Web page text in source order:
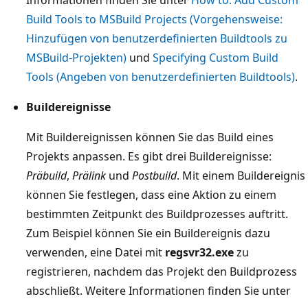
Build Tools to MSBuild Projects (Vorgehensweise:
Hinzufügen von benutzerdefinierten Buildtools zu
MSBuild-Projekten) und Specifying Custom Build
Tools (Angeben von benutzerdefinierten Buildtools).
Buildereignisse
Mit Buildereignissen können Sie das Build eines
Projekts anpassen. Es gibt drei Buildereignisse:
Präbuild, Prälink und Postbuild. Mit einem Buildereignis
können Sie festlegen, dass eine Aktion zu einem
bestimmten Zeitpunkt des Buildprozesses auftritt.
Zum Beispiel können Sie ein Buildereignis dazu
verwenden, eine Datei mit regsvr32.exezu
registrieren, nachdem das Projekt den Buildprozess
abschließt. Weitere Informationen finden Sie unter